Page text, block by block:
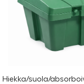
Hiekka/suola/